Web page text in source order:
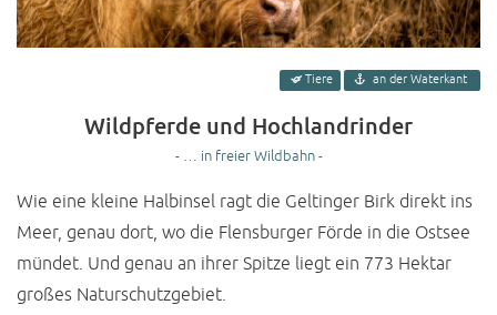
Tiere an der Waterkant
Wildpferde und Hochlandrinder
- … in freier Wildbahn -
Wie eine kleine Halbinsel ragt die Geltinger Birk direkt ins
Meer, genau dort, wo die Flensburger Förde in die Ostsee
mündet. Und genau an ihrer Spitze liegt ein 773 Hektar
großes Naturschutzgebiet.